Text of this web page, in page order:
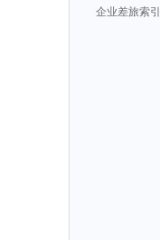
企业差旅索引